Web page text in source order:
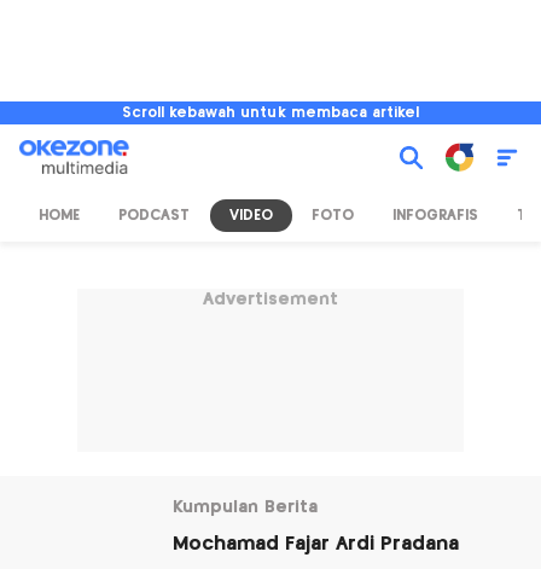
Scroll kebawah untuk membaca artikel
HOME PODCAST VIDEO FOTO INFOGRAFIS TV
Advertisement
Kumpulan Berita
Mochamad Fajar Ardi Pradana